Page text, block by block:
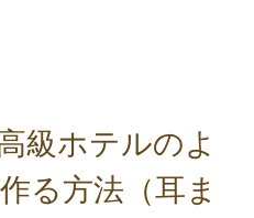
級ホテルのよ
る方法（耳ま